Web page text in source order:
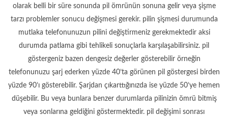
olarak belli bir süre sonunda pil ömrünün sonuna gelir veya şişme
tarzı problemler sonucu değişmesi gerekir. pilin şişmesi durumunda
mutlaka telefonunuzun pilini değiştirmeniz gerekmektedir aksi
durumda patlama gibi tehlikeli sonuçlarla karşılaşabilirsiniz. pil
göstergeniz bazen dengesiz değerler gösterebilir örneğin
telefonunuzu şarj ederken yüzde 40’ta görünen pil göstergesi birden
yüzde 90’ı gösterebilir. Şarjdan çıkarttığınızda ise yüzde 50’ye hemen
düşebilir. Bu veya bunlara benzer durumlarda pilinizin ömrü bitmiş
veya sonlarına geldiğini göstermektedir. pil değişimi sonrası